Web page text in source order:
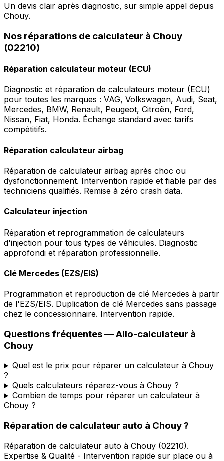
Un devis clair après diagnostic, sur simple appel depuis
Chouy.
Nos réparations de calculateur à Chouy
(02210)
Réparation calculateur moteur (ECU)
Diagnostic et réparation de calculateurs moteur (ECU)
pour toutes les marques : VAG, Volkswagen, Audi, Seat,
Mercedes, BMW, Renault, Peugeot, Citroën, Ford,
Nissan, Fiat, Honda. Échange standard avec tarifs
compétitifs.
Réparation calculateur airbag
Réparation de calculateur airbag après choc ou
dysfonctionnement. Intervention rapide et fiable par des
techniciens qualifiés. Remise à zéro crash data.
Calculateur injection
Réparation et reprogrammation de calculateurs
d'injection pour tous types de véhicules. Diagnostic
approfondi et réparation professionnelle.
Clé Mercedes (EZS/EIS)
Programmation et reproduction de clé Mercedes à partir
de l'EZS/EIS. Duplication de clé Mercedes sans passage
chez le concessionnaire. Intervention rapide.
Questions fréquentes —Allo-calculateur à
Chouy
Quel est le prix pour réparer un calculateur à Chouy
?
Quels calculateurs réparez-vous à Chouy ?
Combien de temps pour réparer un calculateur à
Chouy ?
Réparation de calculateur auto à Chouy?
Réparation de calculateur auto à Chouy (02210).
Expertise & Qualité - Intervention rapide sur place ou à